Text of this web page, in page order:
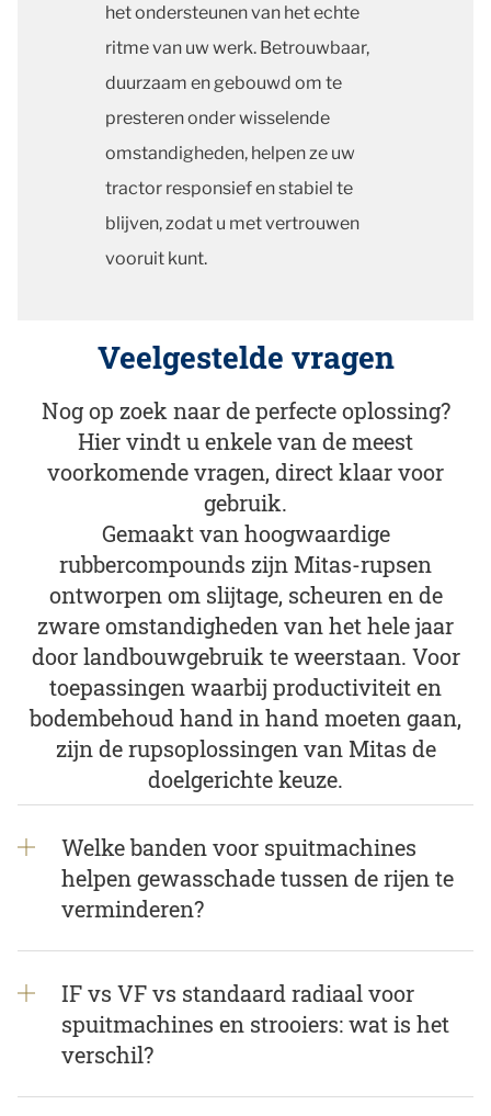
het ondersteunen van het echte
ritme van uw werk. Betrouwbaar,
duurzaam en gebouwd om te
presteren onder wisselende
omstandigheden, helpen ze uw
tractor responsief en stabiel te
blijven, zodat u met vertrouwen
vooruit kunt.
Veelgestelde vragen
Nog op zoek naar de perfecte oplossing?
Hier vindt u enkele van de meest
voorkomende vragen, direct klaar voor
gebruik.
Gemaakt van hoogwaardige
rubbercompounds zijn Mitas-rupsen
ontworpen om slijtage, scheuren en de
zware omstandigheden van het hele jaar
door landbouwgebruik te weerstaan. Voor
toepassingen waarbij productiviteit en
bodembehoud hand in hand moeten gaan,
zijn de rupsoplossingen van Mitas de
doelgerichte keuze.
Welke banden voor spuitmachines
helpen gewasschade tussen de rijen te
verminderen?
IF vs VF vs standaard radiaal voor
spuitmachines en strooiers: wat is het
verschil?